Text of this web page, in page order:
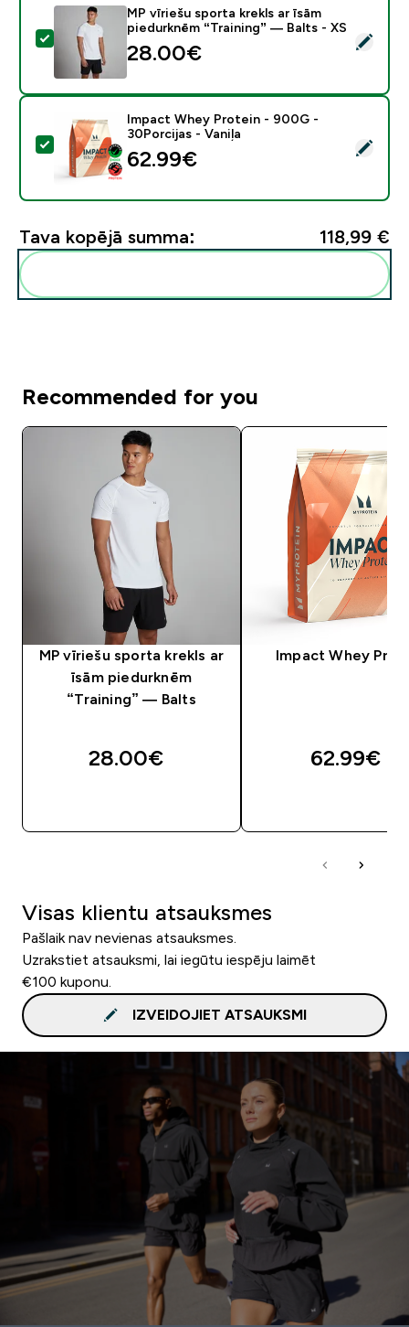
Atlasīt šo produktu - MP vīriešu sporta krekls ar īsām
MP vīriešu sporta krekls ar īsām
piedurknēm “Training” — Balts - XS
28.00€‎
Atlasīt šo produktu - Impact Whey Protein - 900G -
Impact Whey Protein - 900G -
30Porcijas - Vaniļa
62.99€‎
Tava kopējā summa: 118,99 €‎
Recommended for you
MP vīriešu sporta krekls ar
īsām piedurknēm
“Training” — Balts
28.00€‎
Impact Whey
62.99€‎
Visas klientu atsauksmes
Pašlaik nav nevienas atsauksmes.
Uzrakstiet atsauksmi, lai iegūtu iespēju laimēt
€100 kuponu.
IZVEIDOJIET ATSAUKSMI